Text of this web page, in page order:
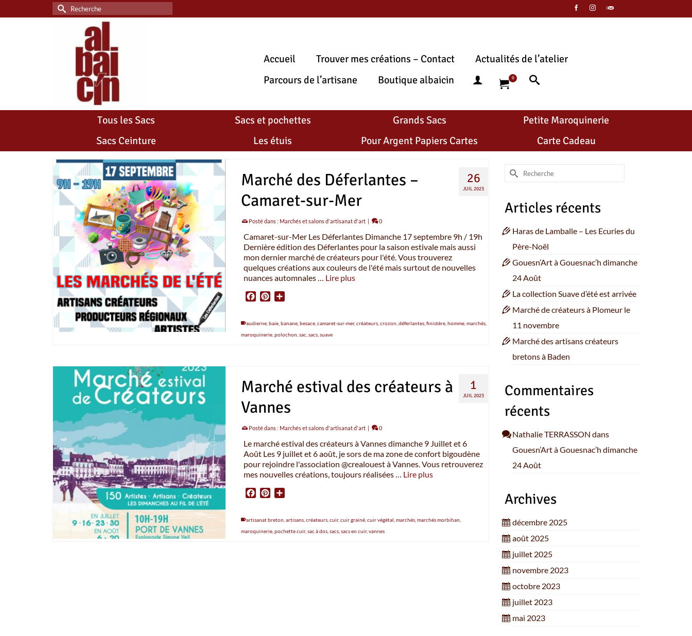
Rechercher :
Accueil Trouver mes créations – Contact
Actualités de l’atelier
Parcours de l’artisane
Boutique albaicin 0
Tous les Sacs Sacs et pochettes Grands Sacs
Petite Maroquinerie
Sacs Ceinture
Les étuis Pour Argent Papiers Cartes Carte Cadeau
26
JUIL 2023
Marché des Déferlantes –
Camaret-sur-Mer
Posté dans : Marchés et salons d'artisanat d'art | 0
Camaret-sur-Mer Les Déferlantes Dimanche 17 septembre 9h / 19h
Dernière édition des Déferlantes pour la saison estivale mais aussi
mon dernier marché de créateurs pour l'été. Vous trouverez
quelques créations aux couleurs de l'été mais surtout de nouvelles
nuances automnales … Lire plus
FacebookPinterest
audierne, baie, banane, besace, camaret-sur-mer, créateurs, crozon déferlantes, finistère, homme, marchés,
maroquinerie, polochon sac, sacs, suave
1
JUIL 2023
Marché estival des créateurs à
Vannes
Posté dans : Marchés et salons d'artisanat d'art | 0
Le marché estival des créateurs à Vannes dimanche 9 Juillet et 6
Août Les 9 juillet et 6 août, je sors de ma zone de confort bigoudène
pour rejoindre l'association @crealouest à Vannes. Vous retrouverez
mes nouvelles créations, toujours réalisées … Lire plus
FacebookPinterest
artisanat breton artisans, créateurs, cuir, cuir grainé, cuir végétal marchés, marchés morbihan
maroquinerie, pochette cuir, sac à dos, sacs, sacs en cuir, vannes
Rechercher :
Articles récents
Haras de Lamballe – Les Ecuries du
Père-Noël
Gouesn’Art à Gouesnac’h dimanche
24 Août
La collection Suave d’été est arrivée
Marché de créateurs à Plomeur le
11 novembre
Marché des artisans créateurs
bretons à Baden
Commentaires
récents
Nathalie TERRASSON dans
Gouesn’Art à Gouesnac’h dimanche
24 Août
Archives
décembre 2025
août 2025
juillet 2025
novembre 2023
octobre 2023
juillet 2023
mai 2023